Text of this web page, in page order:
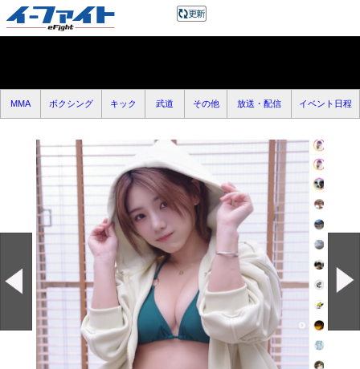
MMA ボクシング キック 武道 その他 放送・配信 イベント日程